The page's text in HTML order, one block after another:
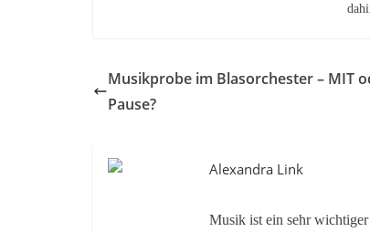
Musikprobe im Blasorchester – MIT
Pause?
Alexandra Link
Musik ist ein sehr